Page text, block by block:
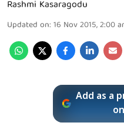
Rashmi Kasaragodu
Updated on: 16 Nov 2015, 2:00
Add as a